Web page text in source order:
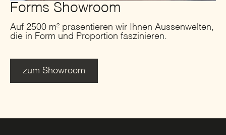
Forms Showroom
Auf 2500 m² präsentieren wir Ihnen Aussenwelten,
die in Form und Proportion faszinieren.
zum Showroom